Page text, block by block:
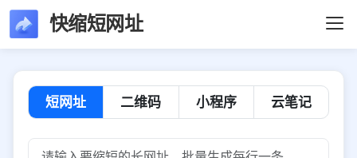
快缩短网址
短网址 二维码 小程序 云笔记